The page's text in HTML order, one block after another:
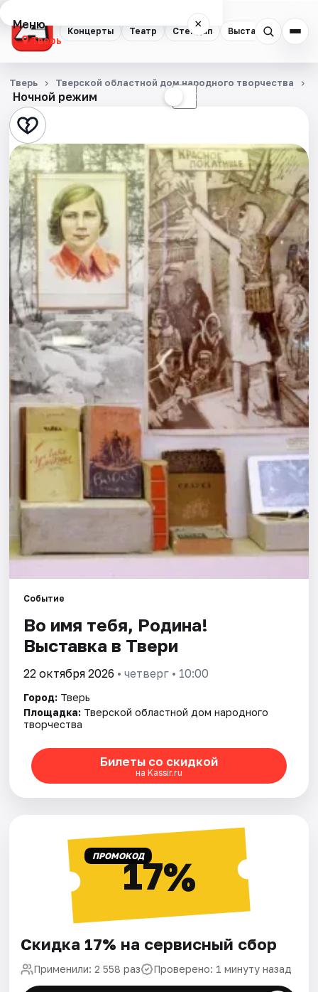
Концерты Театр Стендап Выставки
Меню ×
Тверь
Концерты
Театр
Стендап
Выставки
Квесты
Экскурсии
Спорт
События
Города
Площадки
Рейтинги
Ночной режим ☾
Тверь Тверской областной дом народного творчества
Событие
Во имя тебя, Родина!
Выставка в Твери
22 октября 2026 • четверг • 10:00
Город: Тверь
Площадка: Тверской областной дом народного
творчества
Билеты со скидкой
на Kassir.ru
ПРОМОКОД17%
Скидка 17% на сервисный сбор
Применили: 2 558 раз Проверено: 1 минуту назад